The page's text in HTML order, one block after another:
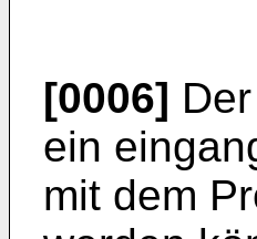
[0006]
ein
mit dem